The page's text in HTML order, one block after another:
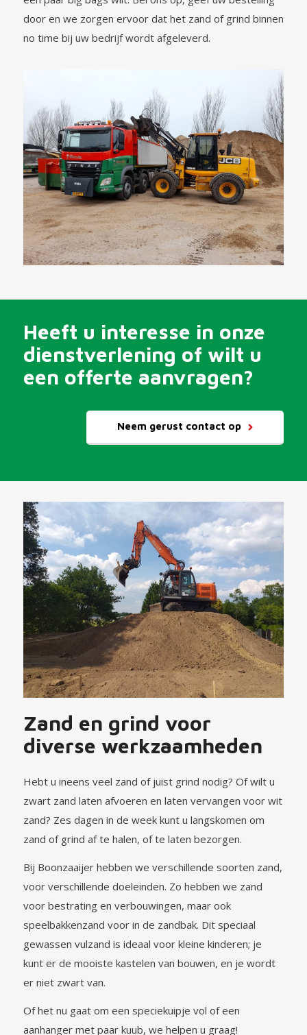
door en we zorgen ervoor dat het zand of grind binnen
no time bij uw bedrijf wordt afgeleverd.
Heeft u interesse in onze
dienstverlening of wilt u
een offerte aanvragen?
Neem gerust contact op
Zand en grind voor
diverse werkzaamheden
Hebt u ineens veel zand of juist grind nodig? Of wilt u
zwart zand laten afvoeren en laten vervangen voor wit
zand? Zes dagen in de week kunt u langskomen om
zand of grind af te halen, of te laten bezorgen.
Bij Boonzaaijer hebben we verschillende soorten zand,
voor verschillende doeleinden. Zo hebben we zand
voor bestrating en verbouwingen, maar ook
speelbakkenzand voor in de zandbak. Dit speciaal
gewassen vulzand is ideaal voor kleine kinderen; je
kunt er de mooiste kastelen van bouwen, en je wordt
er niet zwart van.
Of het nu gaat om een speciekuipje vol of een
aanhanger met paar kuub, we helpen u graag!